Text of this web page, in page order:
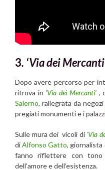
3. ‘Via dei
Dopo avere percorso per
ritrova in ‘Via dei Mercanti’,
Salerno, rallegrata da
pregiati monumenti e i
Sulle mura dei vicoli di ‘Via
diAlfonso Gatto,
fanno riflettere con tono
dell’amore e dell’esistenza.